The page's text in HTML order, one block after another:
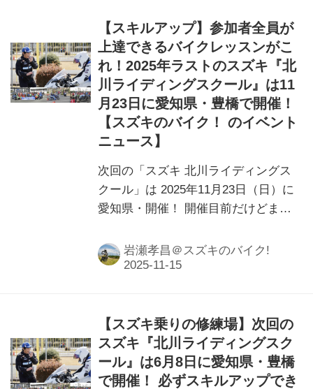
【スキルアップ】参加者全員が
上達できるバイクレッスンがこ
れ！2025年ラストのスズキ『北
川ライディングスクール』は11
月23日に愛知県・豊橋で開催！
【スズキのバイク！ のイベント
ニュース】
次回の「スズキ 北川ライディングス
クール」は 2025年11月23日（日）に
愛知県・開催！ 開催目前だけどまだ
岩瀬孝昌＠スズキのバイク!
【スズキ乗りの修練場】次回の
スズキ『北川ライディングスク
ール』は6月8日に愛知県・豊橋
で開催！ 必ずスキルアップでき